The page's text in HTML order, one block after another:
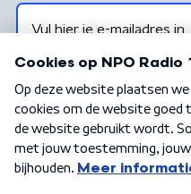
Algemene voorwaarden